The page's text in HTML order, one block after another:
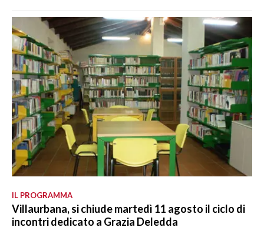
IL PROGRAMMA
Villaurbana, si chiude martedì 11 agosto il ciclo di
incontri dedicato a Grazia Deledda